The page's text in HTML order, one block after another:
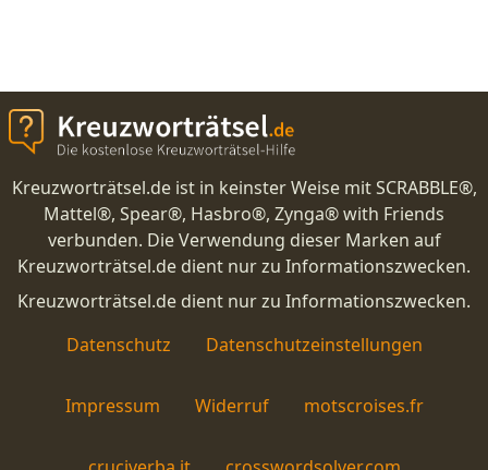
Kreuzworträtsel.de ist in keinster Weise mit SCRABBLE®,
Mattel®, Spear®, Hasbro®, Zynga® with Friends
verbunden. Die Verwendung dieser Marken auf
Kreuzworträtsel.de dient nur zu Informationszwecken.
Kreuzworträtsel.de dient nur zu Informationszwecken.
Datenschutz
Datenschutzeinstellungen
Impressum Widerruf motscroises.fr